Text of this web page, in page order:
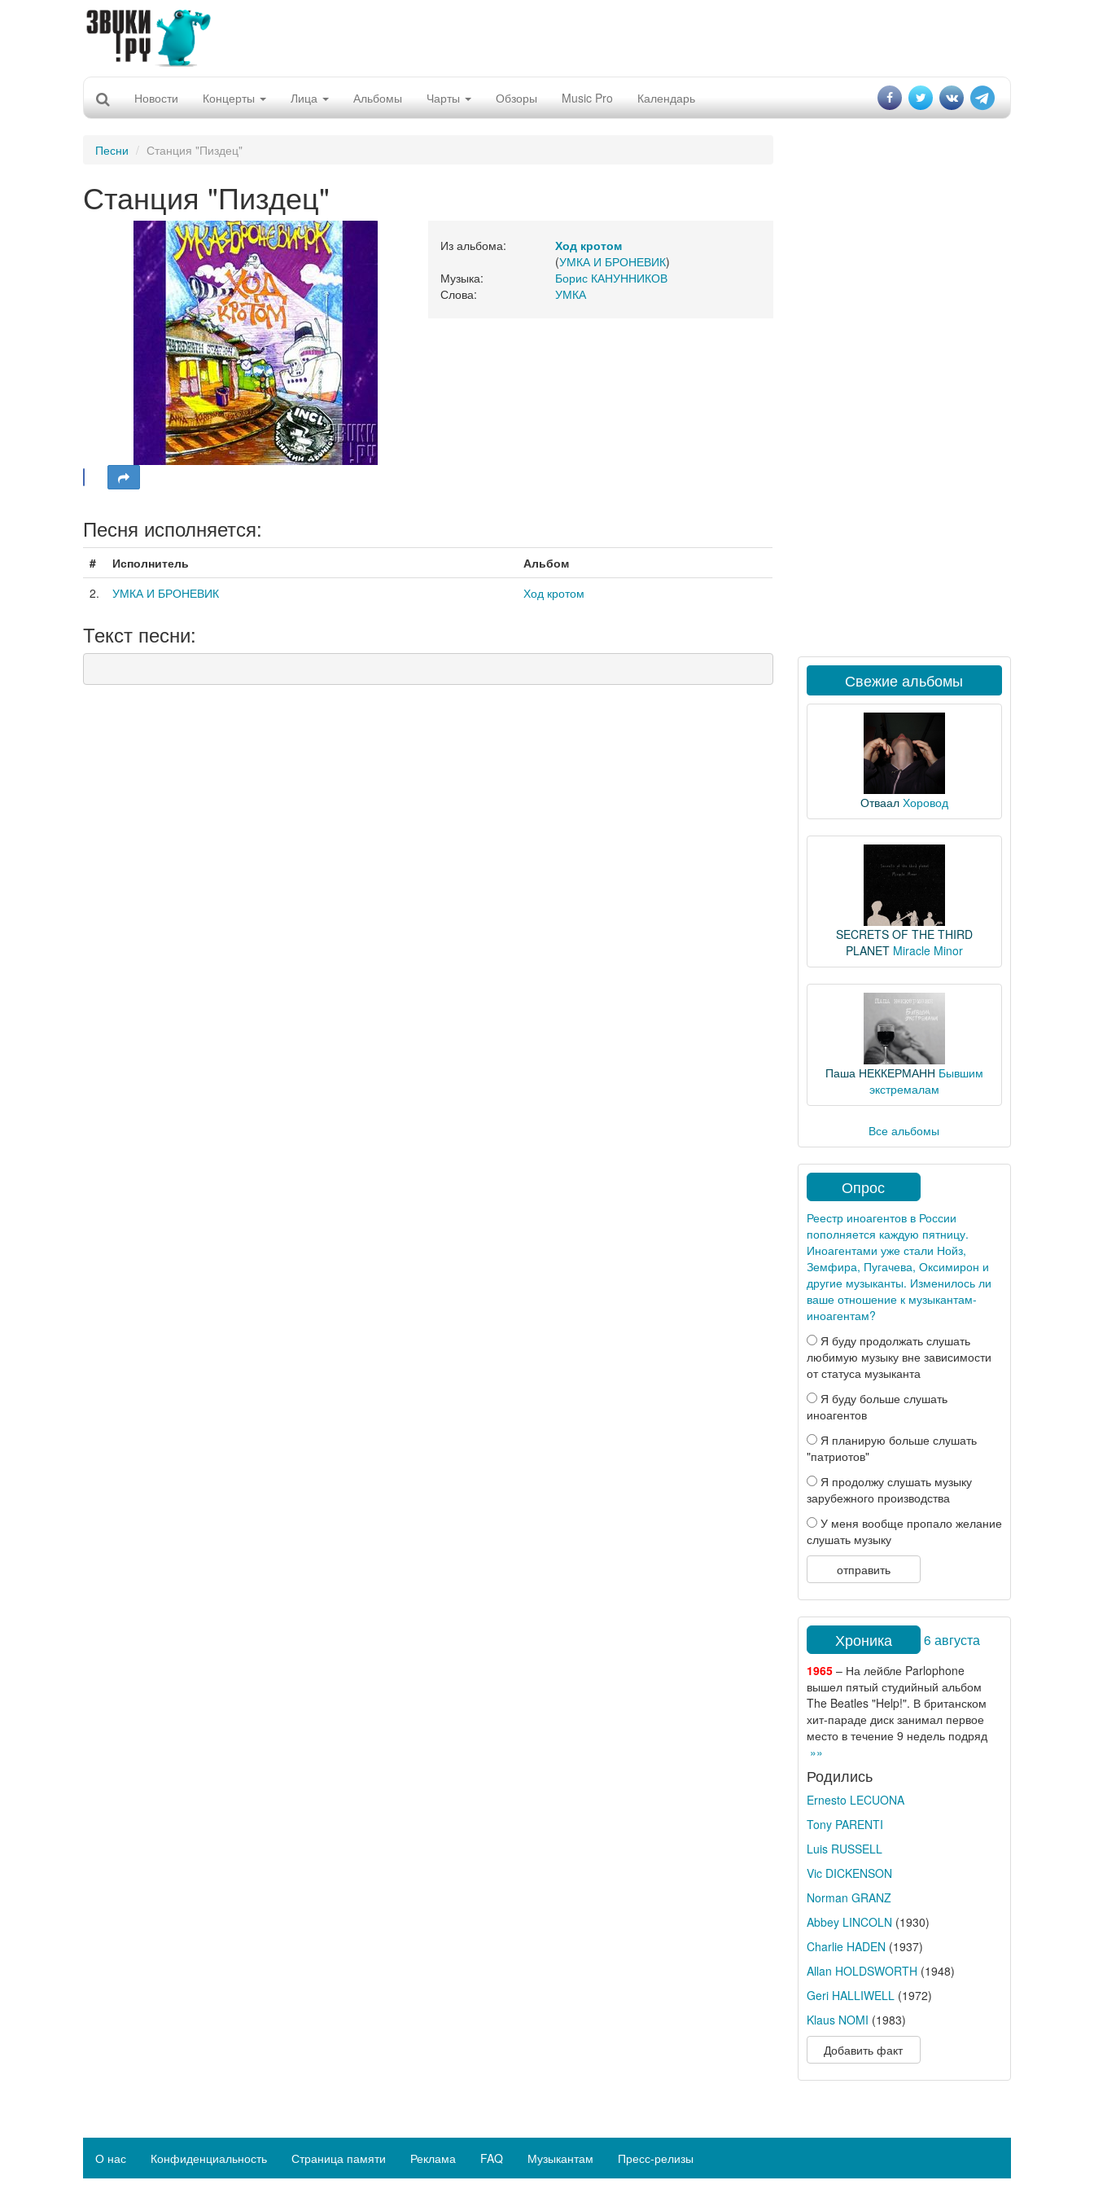
Новости Концерты Лица Альбомы Чарты Обзоры Music Pro Календарь
Песни Станция "Пиздец"
Станция "Пиздец"
Из альбома:
Ход кротом
(УМКА И БРОНЕВИК)
Музыка:
Борис КАНУННИКОВ
Слова:
УМКА
Песня исполняется:
# Исполнитель
Альбом
2.
УМКА И БРОНЕВИК Ход кротом
Текст песни:
Свежие альбомы
Отваал Хоровод
SECRETS OF THE THIRD
PLANET Miracle Minor
Паша НЕККЕРМАНН Бывшим
экстремалам
Все альбомы
Опрос
Реестр иноагентов в России
пополняется каждую пятницу.
Иноагентами уже стали Нойз,
Земфира, Пугачева, Оксимирон и
другие музыканты. Изменилось ли
ваше отношение к музыкантам-
иноагентам?
Я буду продолжать слушать
любимую музыку вне зависимости
от статуса музыканта
Я буду больше слушать
иноагентов
Я планирую больше слушать
"патриотов"
Я продолжу слушать музыку
зарубежного производства
У меня вообще пропало желание
слушать музыку
отправить
Хроника 6 августа
1965– На лейбле Parlophone
вышел пятый студийный альбом
The Beatles "Help!". В британском
хит-параде диск занимал первое
место в течение 9 недель подряд
»»
Родились
Ernesto LECUONA
Tony PARENTI
Luis RUSSELL
Vic DICKENSON
Norman GRANZ
Abbey LINCOLN (1930)
Charlie HADEN (1937)
Allan HOLDSWORTH (1948)
Geri HALLIWELL(1972)
Klaus NOMI (1983)
Добавить факт
О нас Конфиденциальность Страница памяти Реклама FAQ Музыкантам Пресс-релизы